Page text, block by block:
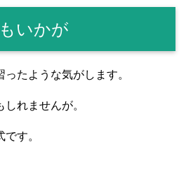
いかが
たような気がします。
れませんが。
す。